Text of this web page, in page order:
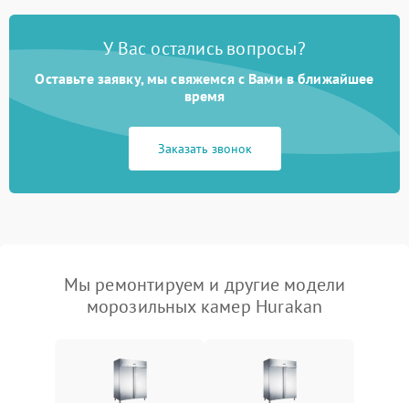
У Вас остались вопросы?
Оставьте заявку, мы свяжемся с Вами в ближайшее
время
Заказать звонок
Мы ремонтируем и другие модели
морозильных камер Hurakan